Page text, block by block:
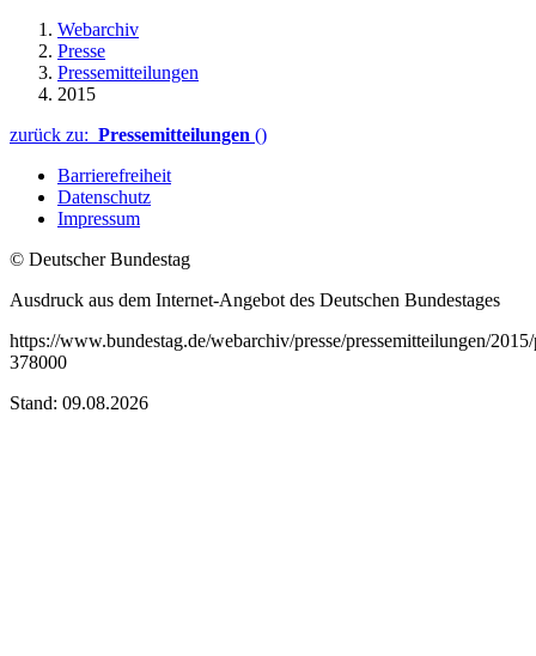
Webarchiv
Presse
Pressemitteilungen
2015
zurück zu: Pressemitteilungen ()
Barrierefreiheit
Datenschutz
Impressum
© Deutscher Bundestag
Ausdruck aus dem Internet-Angebot des Deutschen Bundestages
https://www.bundestag.de/webarchiv/presse/pressemitteilungen/
378000
Stand: 09.08.2026